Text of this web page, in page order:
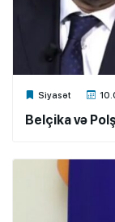
Siyasət
Xalq.Online
Belçika və